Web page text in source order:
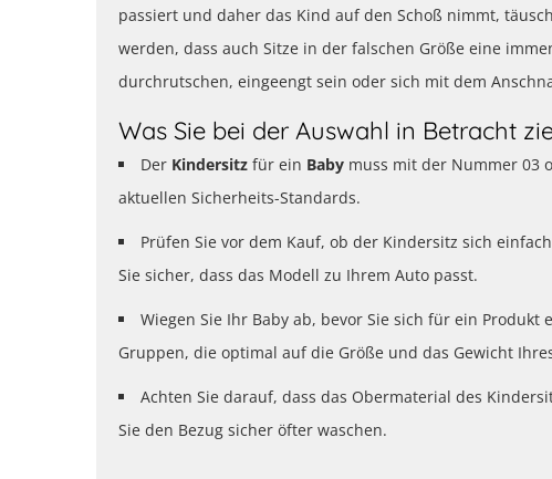
passiert und daher das Kind auf den Schoß nimmt,
werden, dass auch Sitze in der falschen Größe eine
durchrutschen, eingeengt sein oder sich mit dem
Was Sie bei der Auswahl in Betracht
Der Kindersitz für ein Baby muss mit der Nummer 03
aktuellen Sicherheits-Standards.
Prüfen Sie vor dem Kauf, ob der Kindersitz sich
Sie sicher, dass das Modell zu Ihrem Auto passt.
Wiegen Sie Ihr Baby ab, bevor Sie sich für ein
Gruppen, die optimal auf die Größe und das Gewicht
Achten Sie darauf, dass das Obermaterial des
Sie den Bezug sicher öfter waschen.